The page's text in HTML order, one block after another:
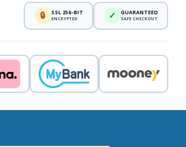
🔒 SSL 256-BIT
ENCRYPTED ✓ GUARANTEED
SAFE CHECKOUT